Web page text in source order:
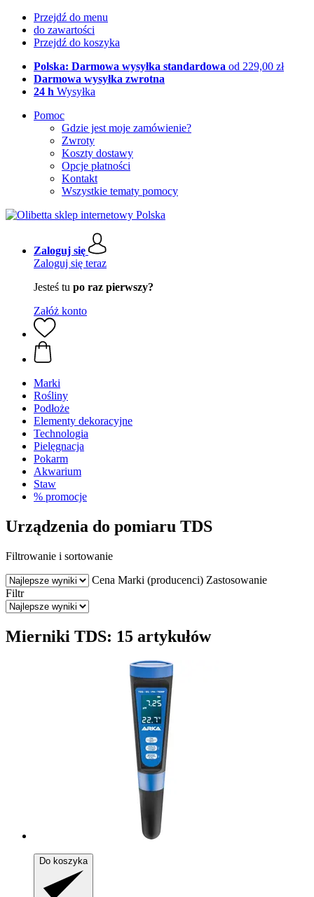
Przejdź do menu
do zawartości
Przejdź do koszyka
Polska: Darmowa wysyłka standardowa od 229,00 zł
Darmowa wysyłka zwrotna
24 h Wysyłka
Pomoc
Gdzie jest moje zamówienie?
Zwroty
Koszty dostawy
Opcje płatności
Kontakt
Wszystkie tematy pomocy
Zaloguj się
Zaloguj się teraz
Jesteś tu po raz pierwszy?
Załóż konto
Marki
Rośliny
Podłoże
Elementy dekoracyjne
Technologia
Pielęgnacja
Pokarm
Akwarium
Staw
% promocje
Urządzenia do pomiaru TDS
Filtrowanie i sortowanie
Cena Marki (producenci) Zastosowanie
Filtr
Mierniki TDS: 15 artykułów
Do koszyka